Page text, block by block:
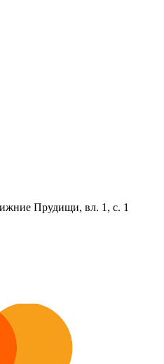
Прудищи, вл. 1, с. 1